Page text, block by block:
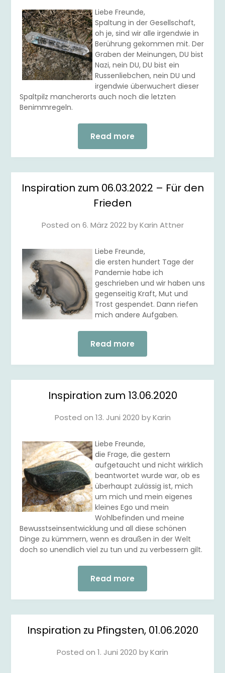
Liebe Freunde,
Spaltung in der Gesellschaft,
oh je, sind wir alle irgendwie in
Berührung gekommen mit. Der
Graben der Meinungen, DU bist
Nazi, nein DU, DU bist ein
Russenliebchen, nein DU und
irgendwie überwuchert dieser
Spaltpilz mancherorts auch noch die letzten
Benimmregeln.
Read more
Inspiration zum 06.03.2022 – Für den
Frieden
Posted on 6. März 2022byKarin Attner
Liebe Freunde,
die ersten hundert Tage der
Pandemie habe ich
geschrieben und wir haben uns
gegenseitig Kraft, Mut und
Trost gespendet. Dann riefen
mich andere Aufgaben.
Read more
Inspiration zum 13.06.2020
Posted on 13. Juni 2020 byKarin
Liebe Freunde,
die Frage, die gestern
aufgetaucht und nicht wirklich
beantwortet wurde war, ob es
überhaupt zulässig ist, mich
um mich und mein eigenes
kleines Ego und mein
Wohlbefinden und meine
Bewusstseinsentwicklung und all diese schönen
Dinge zu kümmern, wenn es draußen in der Welt
doch so unendlich viel zu tun und zu verbessern gilt.
Read more
Inspiration zu Pfingsten, 01.06.2020
Posted on 1. Juni 2020 byKarin